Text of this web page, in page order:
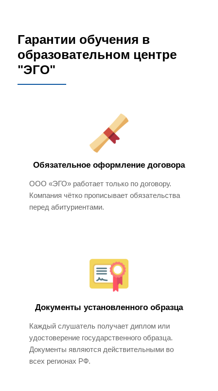
Гарантии обучения в
образовательном центре
"ЭГО"
Обязательное оформление договора
ООО «ЭГО» работает только по договору.
Компания чётко прописывает обязательства
перед абитуриентами.
Документы установленного образца
Каждый слушатель получает диплом или
удостоверение государственного образца.
Документы являются действительными во
всех регионах РФ.